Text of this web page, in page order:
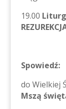
19.00
Spowiedź:
do Wielkiej
Mszą